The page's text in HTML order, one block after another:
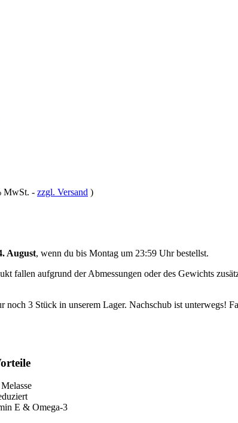
MwSt. - zzgl. Versand )
August, wenn du bis Montag um 23:59 Uhrbestellst.
fallen aufgrund der Abmessungen oder des Gewichts
noch 3 Stück in unserem Lager. Nachschub ist unterwegs!
E & Omega-3